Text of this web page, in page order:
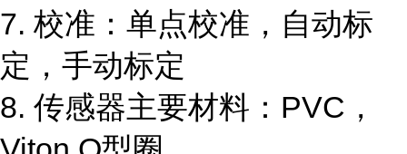
7. 校准：单点校准，自动标
定，手动标定
8. 传感器主要材料： PVC ，